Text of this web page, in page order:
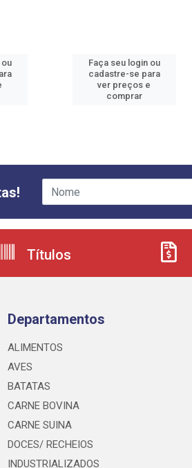
Faça seu login ou
cadastre-se para
ver preços e
comprar
Títulos
Departamentos
ALIMENTOS
AVES
BATATAS
CARNE BOVINA
CARNE SUINA
DOCES/ RECHEIOS
INDUSTRIALIZADOS